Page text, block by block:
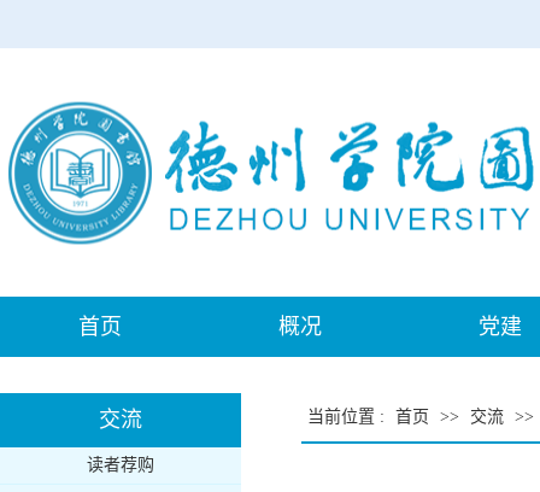
首页 概况 党建
交流
读者荐购
当前位置 : 首页 >> 交流 >>